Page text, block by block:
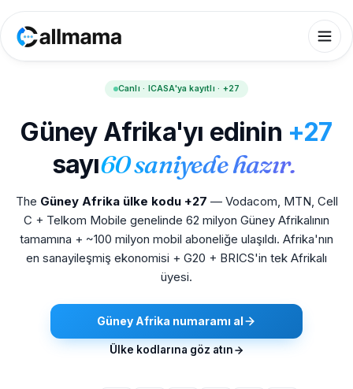
Canlı · ICASA'ya kayıtlı · +27
Güney Afrika'yı edinin +27
sayı60 saniyede hazır.
The Güney Afrika ülke kodu +27 — Vodacom, MTN, Cell
C + Telkom Mobile genelinde 62 milyon Güney Afrikalının
tamamına + ~100 milyon mobil aboneliğe ulaşıldı. Afrika'nın
en sanayileşmiş ekonomisi + G20 + BRICS'in tek Afrikalı
üyesi.
Güney Afrika numaramı al
Ülke kodlarına göz atın